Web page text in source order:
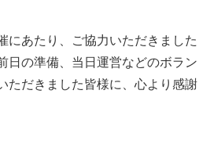
にあたり、ご協力いただきました
日の準備、当日運営などのボラン
ただきました皆様に、心より感謝